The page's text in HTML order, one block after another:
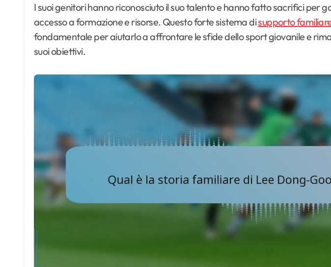
I suoi genitori hanno riconosciuto il suo talento e hanno fatto sacrifici per
accesso a formazione e risorse. Questo forte sistema disupporto
fondamentale per aiutarlo a affrontare le sfide dello sport giovanile e
suoi obiettivi.